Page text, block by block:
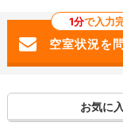
1分で入力
お気に